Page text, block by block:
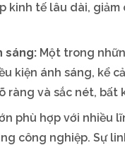
kinh tế lâu dài,
sáng: Một trong
kiện ánh sáng, kể
ràng và sắc nét, bất
phù hợp với nhiều
công nghiệp. Sự